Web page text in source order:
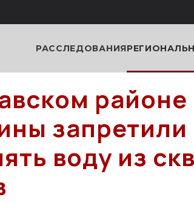
РАССЛЕДОВАНИЯ
районе
запретили
воду из